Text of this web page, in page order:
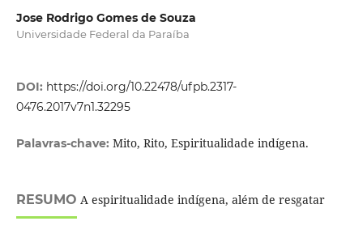
Jose Rodrigo Gomes de Souza
Universidade Federal da Paraíba
DOI: https://doi.org/10.22478/ufpb.2317-
0476.2017v7n1.32295
Palavras-chave: Mito, Rito, Espiritualidade indígena.
RESUMO A espiritualidade indígena, além de resgatar